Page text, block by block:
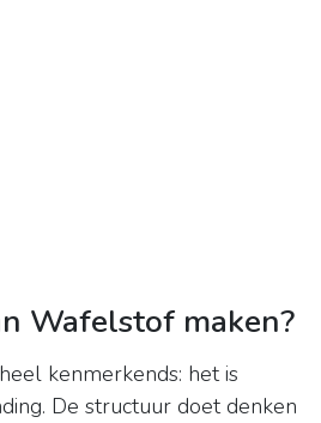
Wafelstof maken?
kenmerkends: het is
De structuur doet denken